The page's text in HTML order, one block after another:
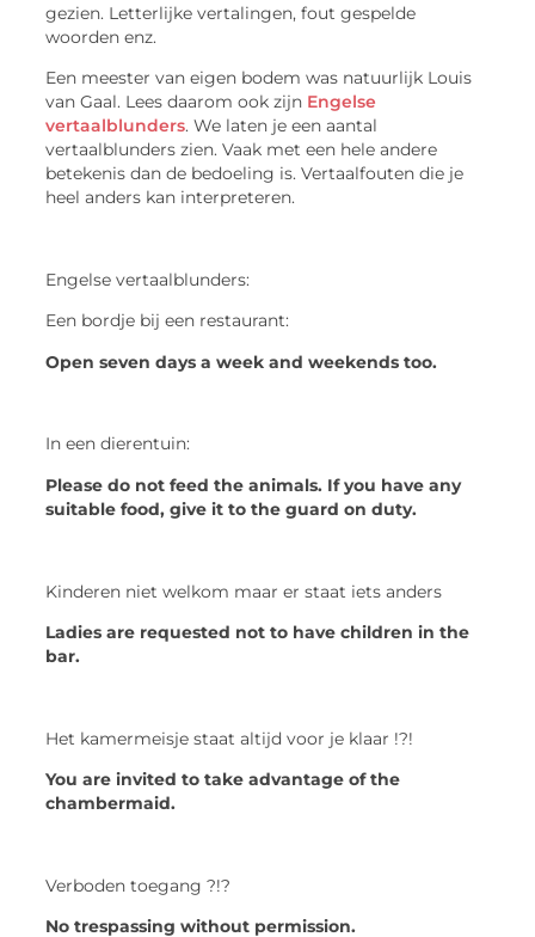
gezien. Letterlijke vertalingen, fout gespelde
woorden enz.
Een meester van eigen bodem was natuurlijk Louis
van Gaal. Lees daarom ook zijn Engelse
vertaalblunders. We laten je een aantal
vertaalblunders zien. Vaak met een hele andere
betekenis dan de bedoeling is. Vertaalfouten die je
heel anders kan interpreteren.
Engelse vertaalblunders:
Een bordje bij een restaurant:
Open seven days a week and weekends too.
In een dierentuin:
Please do not feed the animals. If you have any
suitable food, give it to the guard on duty.
Kinderen niet welkom maar er staat iets anders
Ladies are requested not to have children in the
bar.
Het kamermeisje staat altijd voor je klaar !?!
You are invited to take advantage of the
chambermaid.
Verboden toegang ?!?
No trespassing without permission.